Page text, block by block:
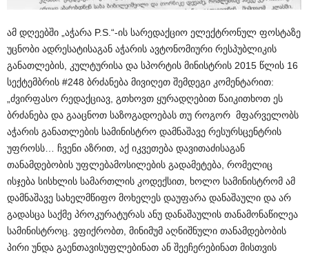
ამ დღეებში „აჭარა P.S.“-ის სარედაქციო ელექტრონულ ფოსტაზე
უცნობი ადრესატისაგან აჭარის ავტონომიური რესპუბლიკის
განათლების, კულტურისა და სპორტის მინისტრის 2015 წლის 16
სექტემბრის #248 ბრძანება მივიღეთ შემდეგი კომენტარით:
„ძვირფასო რედაქციავ, გთხოვთ ყურადღებით წაიკითხოთ ეს
ბრძანება და გააცნოთ საზოგადოებას თუ როგორ მფარველობს
აჭარის განათლების სამინისტრო დამნაშავე რესურსცენტრის
უფროსს… ჩვენი აზრით, აქ იკვეთება დავითაძისაგან
თანამდებობის უფლებამოსილების გადამეტება, რომელიც
ისჯება სისხლის სამართლის კოდექსით, ხოლო სამინისტრომ ამ
დამნაშავე სახელმწიფო მოხელეს დაუფარა დანაშაული და არ
გადასცა საქმე პროკურატურას ანუ დანაშაულის თანამონაწილეა
სამინისტროც. ვფიქრობთ, მინიმუმ აღნიშნული თანამდებობის
პირი უნდა გაენთავისუფლებინათ ან შეეჩერებინათ მისთვის